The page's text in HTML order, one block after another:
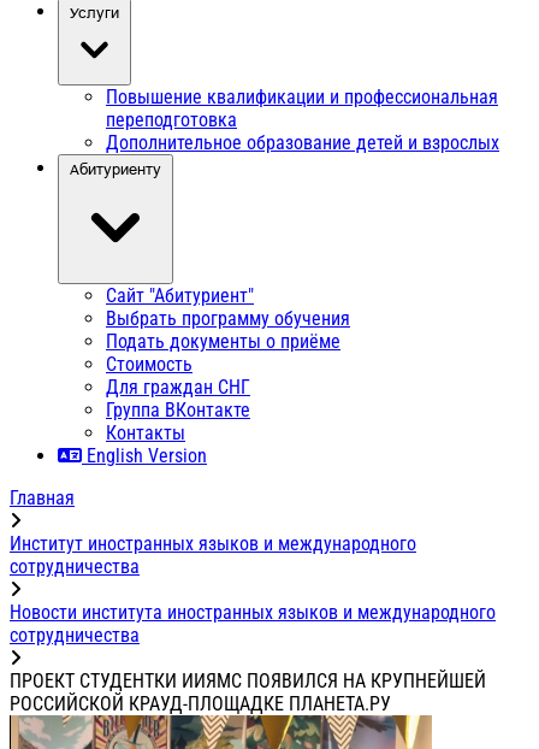
Услуги
Повышение квалификации и профессиональная
переподготовка
Дополнительное образование детей и взрослых
Абитуриенту
Сайт "Абитуриент"
Выбрать программу обучения
Подать документы о приёме
Стоимость
Для граждан СНГ
Группа ВКонтакте
Контакты
English Version
Главная
Институт иностранных языков и международного
сотрудничества
Новости института иностранных языков и международного
сотрудничества
ПРОЕКТ СТУДЕНТКИ ИИЯМС ПОЯВИЛСЯ НА КРУПНЕЙШЕЙ
РОССИЙСКОЙ КРАУД-ПЛОЩАДКЕ ПЛАНЕТА.РУ